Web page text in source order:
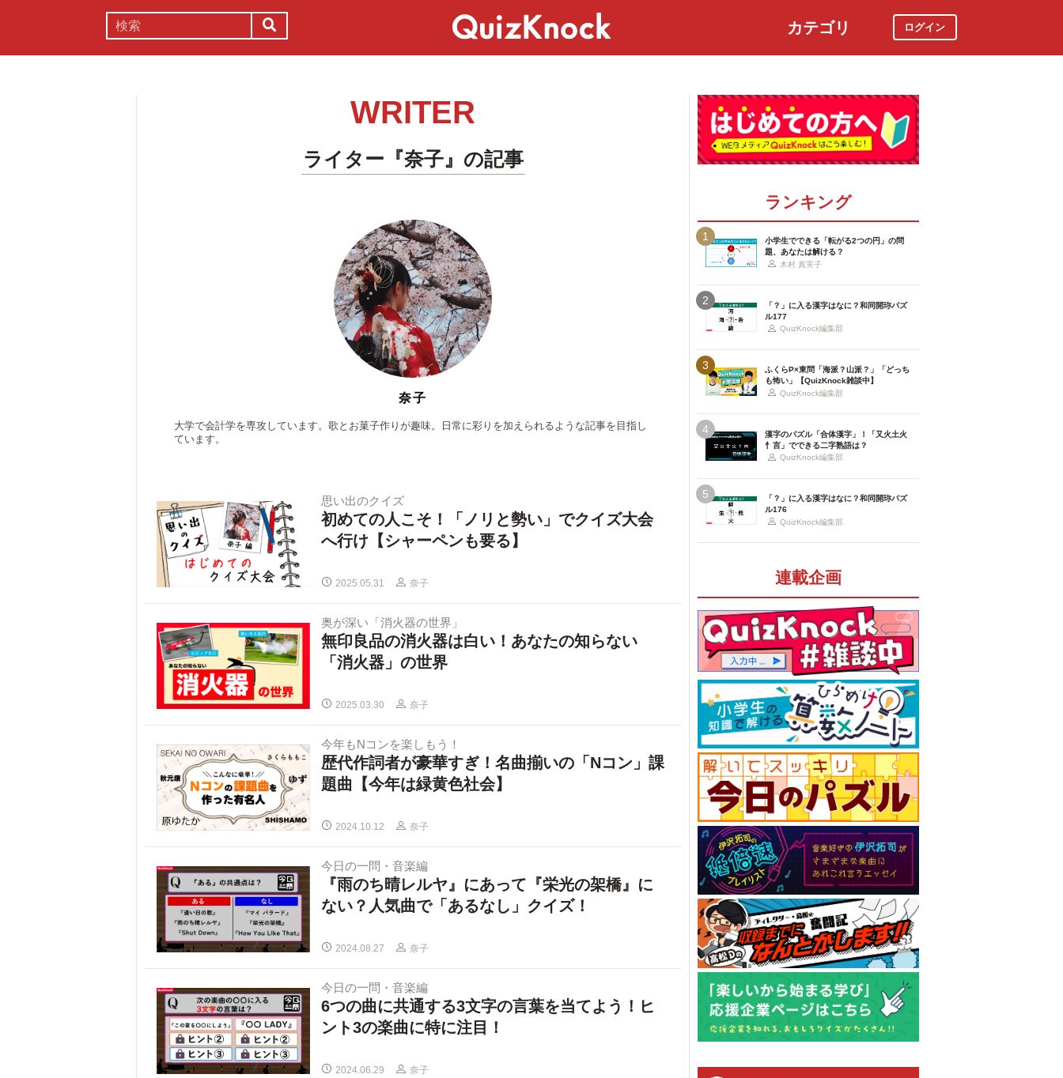
カテゴリ ログイン
WRITER
ライター『奈子』の記事
奈子
大学で会計学を専攻しています。歌とお菓子作りが趣味。日常に彩りを加えられるような記事を目指し
ています。
思い出のクイズ
初めての人こそ！「ノリと勢い」でクイズ大会
へ行け【シャーペンも要る】
2025.05.31 奈子
奥が深い「消火器の世界」
無印良品の消火器は白い！あなたの知らない
「消火器」の世界
2025.03.30 奈子
今年もNコンを楽しもう！
歴代作詞者が豪華すぎ！名曲揃いの「Nコン」課
題曲【今年は緑黄色社会】
2024.10.12 奈子
今日の一問・音楽編
『雨のち晴レルヤ』にあって『栄光の架橋』に
ない？人気曲で「あるなし」クイズ！
2024.08.27 奈子
今日の一問・音楽編
6つの曲に共通する3文字の言葉を当てよう！ヒ
ント3の楽曲に特に注目！
2024.06.29 奈子
ランキング
1
小学生でできる「転がる2つの円」の問
題、あなたは解ける？
木村 真実子
2
「？」に入る漢字はなに？和同開珎パズ
ル177
QuizKnock編集部
3
ふくらP×東問「海派？山派？」「どっち
も怖い」【QuizKnock雑談中】
QuizKnock編集部
4
漢字のパズル「合体漢字」！「又火土火
忄言」でできる二字熟語は？
QuizKnock編集部
5
「？」に入る漢字はなに？和同開珎パズ
ル176
QuizKnock編集部
連載企画